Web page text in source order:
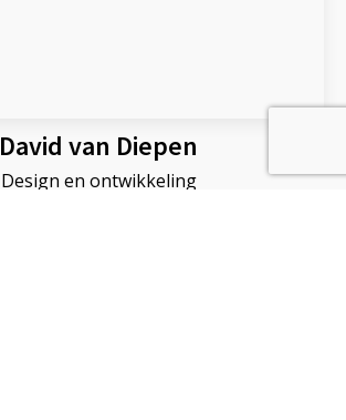
David van Diepen
Design en ontwikkeling